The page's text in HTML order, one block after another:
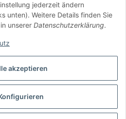
akzeptieren
jederzeit ändern
unten). Weitere Details finden Sie
unserer Datenschutzerklärung.
widerrufen
zzgl.Versand
voltmaster.de
byJTL-Shop